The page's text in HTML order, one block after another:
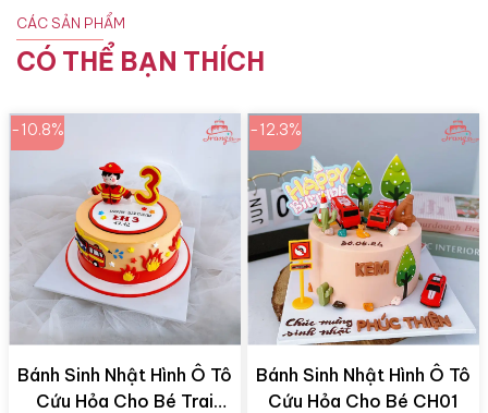
CÁC SẢN PHẨM
CÓ THỂ BẠN THÍCH
-10.8%
Bánh Sinh Nhật Hình Ô Tô
Cứu Hỏa Cho Bé Trai
-12.3%
Bánh Sinh Nhật Hình Ô Tô
Cứu Hỏa Cho Bé CH01